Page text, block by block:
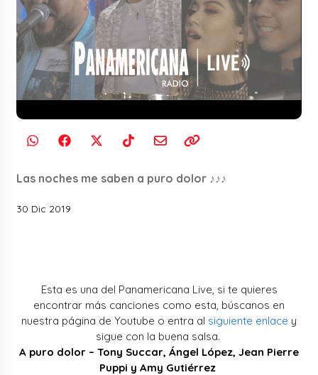
Las noches me saben a puro dolor ♪♪♪
30 Dic 2019
Esta es una del Panamericana Live, si te quieres
encontrar más canciones como esta, búscanos en
nuestra página de Youtube o entra al siguiente enlace y
sigue con la buena salsa.
A puro dolor – Tony Succar, Ángel López, Jean Pierre
Puppi y Amy Gutiérrez